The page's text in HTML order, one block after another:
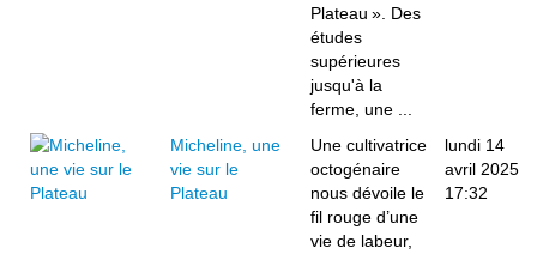
Plateau ». Des
études
supérieures
jusqu'à la
ferme, une ...
Micheline, une
vie sur le
Plateau
Une cultivatrice
octogénaire
nous dévoile le
fil rouge d’une
vie de labeur,
lundi 14
avril 2025
17:32